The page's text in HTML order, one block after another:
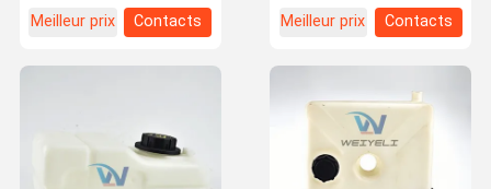
Meilleur prix Contacts
Meilleur prix
Contacts